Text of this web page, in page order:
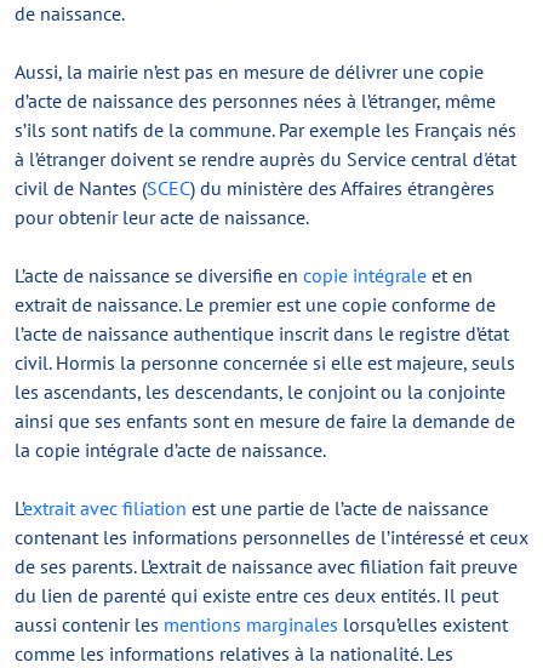
de naissance.
Aussi, la mairie n’est pas en mesure de délivrer une copie
d’acte de naissance des personnes nées à l’étranger, même
s’ils sont natifs de la commune. Par exemple les Français nés
à l’étranger doivent se rendre auprès du Service central d'état
civil de Nantes (SCEC) du ministère des Affaires étrangères
pour obtenir leur acte de naissance.
L’acte de naissance se diversifie en copie intégrale et en
extrait de naissance. Le premier est une copie conforme de
l’acte de naissance authentique inscrit dans le registre d’état
civil. Hormis la personne concernée si elle est majeure, seuls
les ascendants, les descendants, le conjoint ou la conjointe
ainsi que ses enfants sont en mesure de faire la demande de
la copie intégrale d’acte de naissance.
L’extrait avec filiation est une partie de l’acte de naissance
contenant les informations personnelles de l’intéressé et ceux
de ses parents. L’extrait de naissance avec filiation fait preuve
du lien de parenté qui existe entre ces deux entités. Il peut
aussi contenir les mentions marginales lorsqu’elles existent
comme les informations relatives à la nationalité. Les